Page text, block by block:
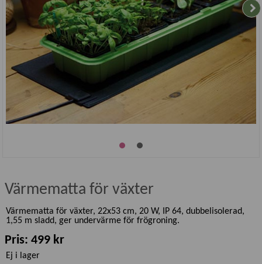
Värmematta för växter
Värmematta för växter, 22x53 cm, 20 W, IP 64, dubbelisolerad,
1,55 m sladd, ger undervärme för frögroning.
Pris: 499 kr
Ej i lager